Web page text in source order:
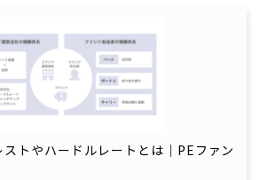
トやハードルレートとは｜PEファン